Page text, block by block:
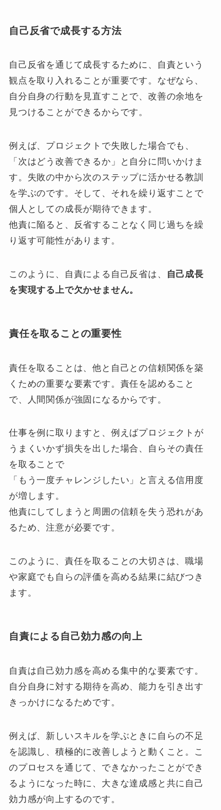
自己反省で成長する方法
自己反省を通じて成長するために、自責という
観点を取り入れることが重要です。なぜなら、
自分自身の行動を見直すことで、改善の余地を
見つけることができるからです。
例えば、プロジェクトで失敗した場合でも、
「次はどう改善できるか」と自分に問いかけま
す。失敗の中から次のステップに活かせる教訓
を学ぶのです。そして、それを繰り返すことで
個人としての成長が期待できます。
他責に陥ると、反省することなく同じ過ちを繰
り返す可能性があります。
このように、自責による自己反省は、
自己成長
を実現する上で欠かせません。
責任を取ることの重要性
責任を取ることは、他と自己との信頼関係を築
くための重要な要素です。責任を認めること
で、人間関係が強固になるからです。
仕事を例に取りますと、例えばプロジェクトが
うまくいかず損失を出した場合、自らその責任
を取ることで
「もう一度チャレンジしたい」と言える信用度
が増します。
他責にしてしまうと周囲の信頼を失う恐れがあ
るため、注意が必要です。
このように、責任を取ることの大切さは、職場
や家庭でも自らの評価を高める結果に結びつき
ます。
自責による自己効力感の向上
自責は自己効力感を高める集中的な要素です。
自分自身に対する期待を高め、能力を引き出す
きっかけになるためです。
例えば、新しいスキルを学ぶときに自らの不足
を認識し、積極的に改善しようと動くこと。こ
のプロセスを通じて、できなかったことができ
るようになった時に、大きな達成感と共に自己
効力感が向上するのです。